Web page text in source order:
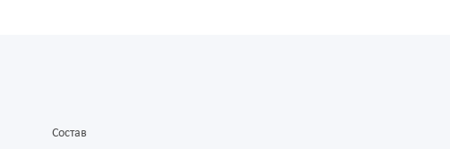
Состав